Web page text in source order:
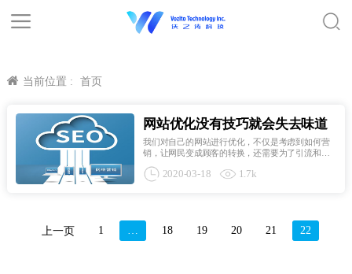
当前位置 : 首页
网站优化没有技巧就会失去味道
我们对自己的网站进行优化，不仅是考虑到如何营
销，让网民变成顾客的转换，还需要为了引流和曝
不可以让我们自己的企业总是花费比较多的资金来
2020-03-18 1.7k
上一页 1 18 19 20 21 22